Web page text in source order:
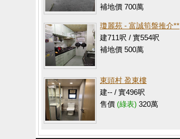
補地價 700萬
瓊麗苑 - 富誠筍盤推介**
建711呎 / 實554呎
補地價 500萬
東頭村 盈東樓
建-- / 實496呎
售價 (綠表) 320萬